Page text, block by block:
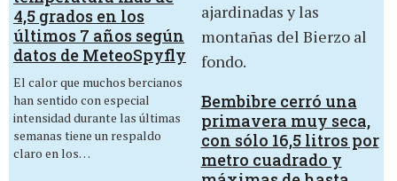
4,5 grados en los
últimos 7 años según
datos de MeteoSpyfly
El calor que muchos bercianos
han sentido con especial
intensidad durante las últimas
semanas tiene un respaldo
claro en los…
Bembibre cerró una
primavera muy seca,
con sólo 16,5 litros por
metro cuadrado y